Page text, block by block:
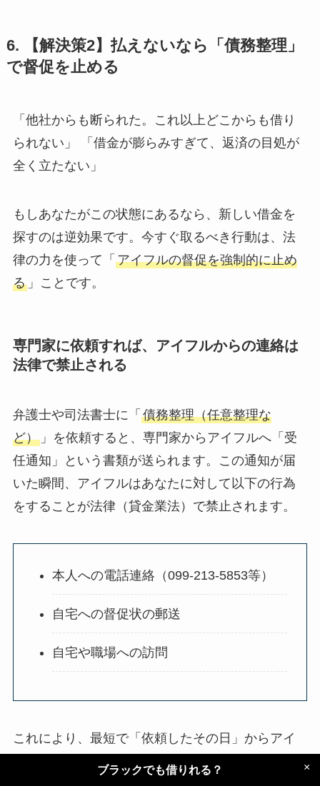
6. 【解決策2】払えないなら「債務整理」
で督促を止める
「他社からも断られた。これ以上どこからも借り
られない」 「借金が膨らみすぎて、返済の目処が
全く立たない」
もしあなたがこの状態にあるなら、新しい借金を
探すのは逆効果です。今すぐ取るべき行動は、法
律の力を使って「 アイフルの督促を強制的に止め
る」ことです。
専門家に依頼すれば、アイフルからの連絡は
法律で禁止される
弁護士や司法書士に「 債務整理（任意整理な
ど）」を依頼すると、専門家からアイフルへ「受
任通知」という書類が送られます。この通知が届
いた瞬間、アイフルはあなたに対して以下の行為
をすることが法律（貸金業法）で禁止されます。
本人への電話連絡（099-213-5853等）
自宅への督促状の郵送
自宅や職場への訪問
これにより、最短で「依頼したその日」からアイ
フルの督促を止めることができます。
ブラックでも借りれる？ ×